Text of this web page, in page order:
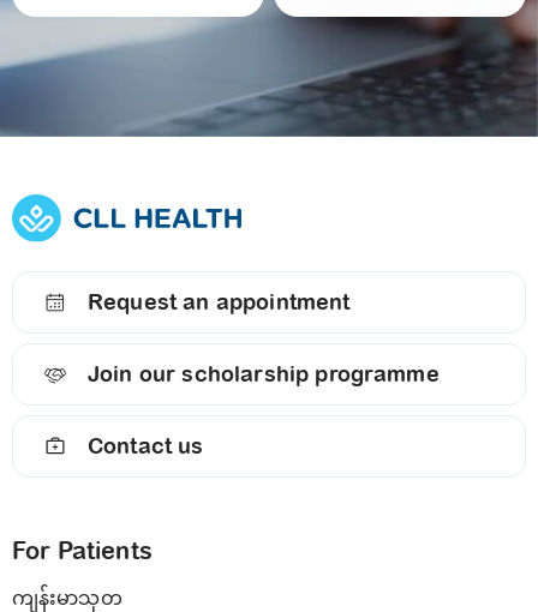
Request an appointment
Join our scholarship programme
Contact us
For Patients
ကျန်းမာသုတ